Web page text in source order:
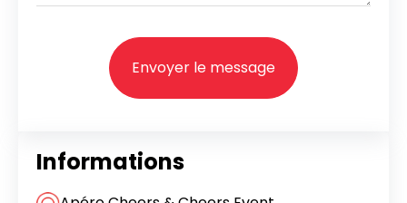
Informations